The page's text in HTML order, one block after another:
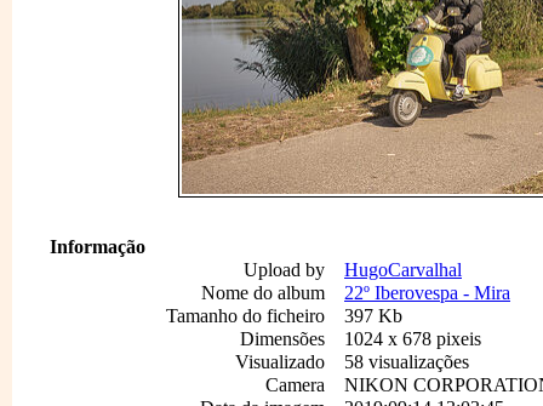
Informação
Upload by
HugoCarvalhal
Nome do album
22º Iberovespa - Mira
Tamanho do ficheiro
397 Kb
Dimensões
1024 x 678 pixeis
Visualizado
58 visualizações
Camera
NIKON